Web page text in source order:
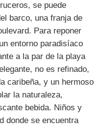
se puede
barco, una franja de
Para reponer
entorno paradisíaco
a la par de la playa
no es refinado,
caribeña, y un hermoso
la naturaleza,
bebida. Niños y
donde se encuentra